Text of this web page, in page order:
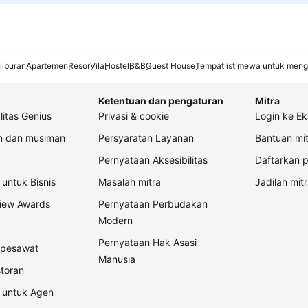
ApartemenResorVilaHostelB&BGuest HouseTempat istimewa untuk
Genius
dan musiman
Bisnis
Awards
Agen
Ketentuan dan pengaturan
Privasi & cookie
Persyaratan Layanan
Pernyataan Aksesibilitas
Masalah mitra
Pernyataan Perbudakan
Modern
Pernyataan Hak Asasi
Manusia
Mitra
Login ke
Bantuan
Daftarkan
Jadilah